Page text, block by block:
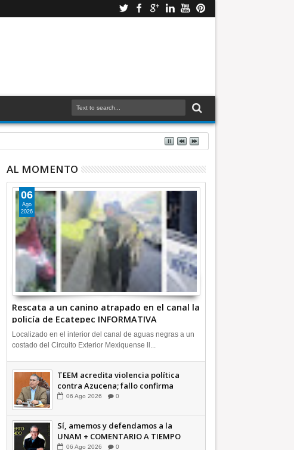
AL MOMENTO
Rescata a un canino atrapado en el canal la
policía de Ecatepec INFORMATIVA
06
Ago
2026
Localizado en el interior del canal de aguas negras a un
costado del Circuito Exterior Mexiquense ll...
TEEM acredita violencia política
contra Azucena; fallo confirma
guerra sucia: Octavio Martínez
06 Ago 2026 0
Sí, amemos y defendamos a la
UNAM + COMENTARIO A TIEMPO
06 Ago 2026 0